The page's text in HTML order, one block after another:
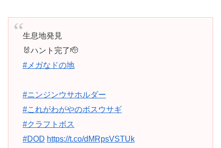
生息地発見
🐰ハント完了🫡
#メガなドの地
#ニンジンウサホルダー
#これがわがやのボスウサギ
#クラフトボス
#DOD https://t.co/dMRpsVSTUk